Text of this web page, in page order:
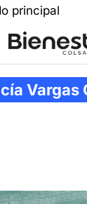
principal
Vargas